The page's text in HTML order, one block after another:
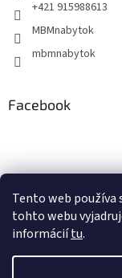
Tento web používa
tohto webu
informáciítu.
+421 915988613
MBMnabytok
mbmnabytok
Facebook
Nákupný košík